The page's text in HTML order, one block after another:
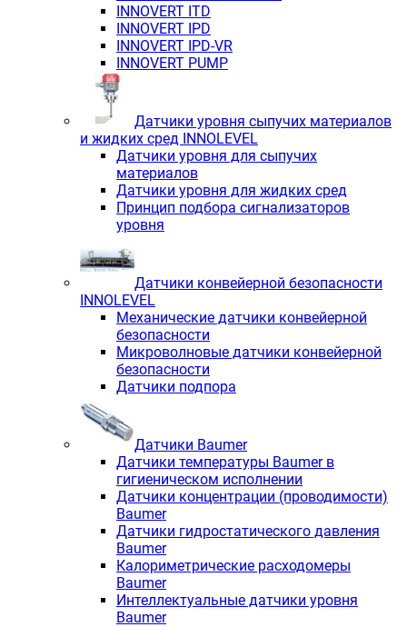
INNOVERT ITD
INNOVERT IРD
INNOVERT IРD-VR
INNOVERT PUMP
Датчики уровня сыпучих материалов
и жидких сред INNOLEVEL
Датчики уровня для сыпучих
материалов
Датчики уровня для жидких сред
Принцип подбора сигнализаторов
уровня
Датчики конвейерной безопасности
INNOLEVEL
Механические датчики конвейерной
безопасности
Микроволновые датчики конвейерной
безопасности
Датчики подпора
Датчики Baumer
Датчики температуры Baumer в
гигиеническом исполнении
Датчики концентрации (проводимости)
Baumer
Датчики гидростатического давления
Baumer
Калориметрические расходомеры
Baumer
Интеллектуальные датчики уровня
Baumer